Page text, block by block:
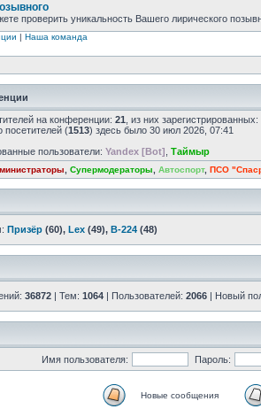
проверить уникальность Вашего лирического
| Наша команда
на конференции: 21 , из них
посетителей (1513) здесь было 30 июл 2026, 07:41
пользователи: Yandex [Bot] Таймыр
Супермодераторы Автоспорт, ПСО
Призёр (60), Lex (49), В-224 (48)
36872 | Тем: 1064 | Пользователей: 2066 | Новый
Имя пользователя: Пароль:
Новые сообщения